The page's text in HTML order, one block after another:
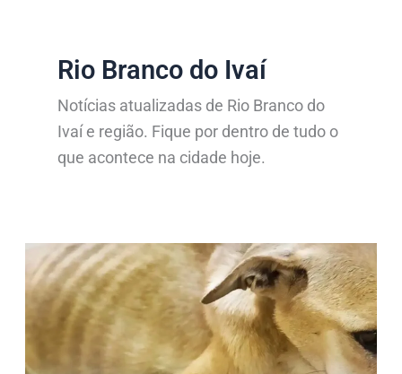
Rio Branco do Ivaí
Notícias atualizadas de Rio Branco do
Ivaí e região. Fique por dentro de tudo o
que acontece na cidade hoje.
Polícia
Militar
atende